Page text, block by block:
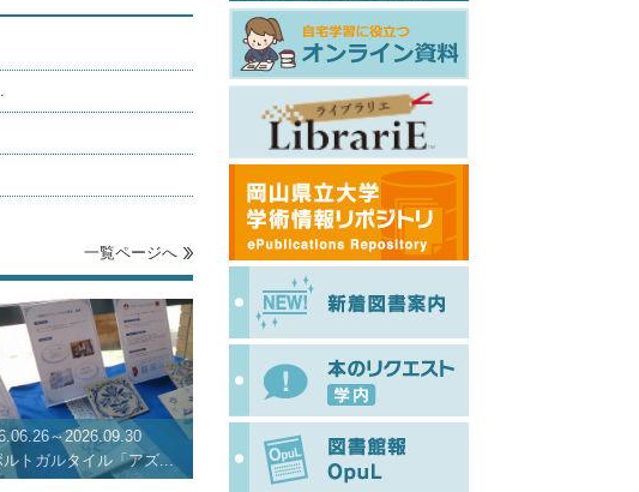
一覧ページへ
～2026.09.30
ルトガルタイル「アズ...